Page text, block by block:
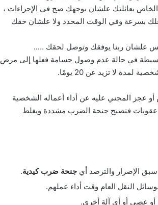
بعائلتك علشان يوجهك صح في الإجراءات ،
بسرعة وفي الوقت المحدد ولا علشان حقك
علشان ربنا يوفقك وتوصل لحقك …..
في حالة عدم وصول جسامة فعلها إلى مرض
لا تزيد عن 20 يومًا.
عجز المجني عليه عن أداء أعماله الشخصية
لمدة تزيد عن 20 يومًا وفقًا للمادة 241 عقوبات فتصبح جنحة الضرب مشددة ويغلط
الإصرار والترصد أي جنحة ضرب كيدية.
النقل العام وقت أداء عملهم.
أو عصي أو أي آلة أخرى.